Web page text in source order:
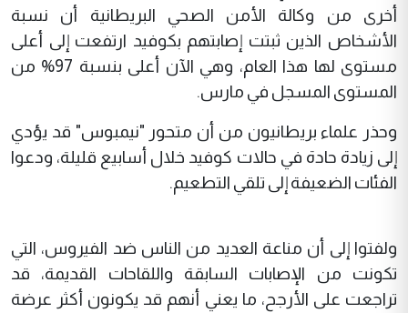
أخرى من وكالة الأمن الصحي البريطانية أن نسبة
الأشخاص الذين ثبتت إصابتهم بكوفيد ارتفعت إلى أعلى
مستوى لها هذا العام، وهي الآن أعلى بنسبة 97% من
المستوى المسجل في مارس.
وحذر علماء بريطانيون من أن متحور "نيمبوس" قد يؤدي
إلى زيادة حادة في حالات كوفيد خلال أسابيع قليلة، ودعوا
الفئات الضعيفة إلى تلقي التطعيم.
ولفتوا إلى أن مناعة العديد من الناس ضد الفيروس، التي
تكونت من الإصابات السابقة واللقاحات القديمة، قد
تراجعت على الأرجح، ما يعني أنهم قد يكونون أكثر عرضة